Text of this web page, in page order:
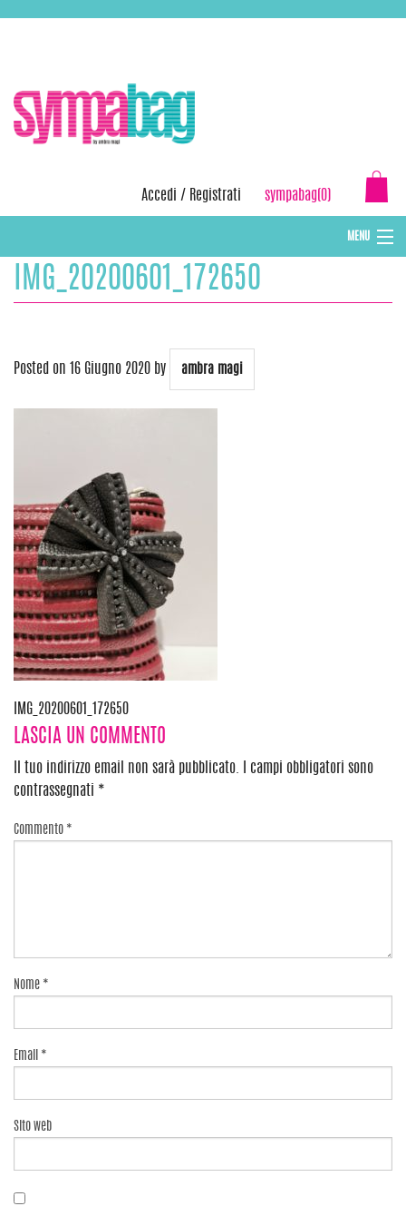
Accedi / Registrati sympabag(0)
MENU
CAPPELLI INVERNALI DONNA
IMG_20200601_172650
Posted on 16 Giugno 2020 by ambra magi
Navigazione
articoli
IMG_20200601_172650
LASCIA UN COMMENTO
Il tuo indirizzo email non sarà pubblicato.
I campi obbligatori sono
contrassegnati *
Commento *
Nome *
Email *
Sito web